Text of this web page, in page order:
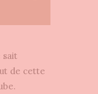
de cette